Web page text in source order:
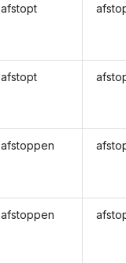
afstopt
afstopt
afstoppen
afstoppen